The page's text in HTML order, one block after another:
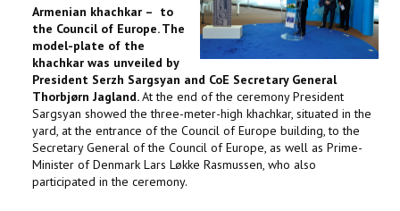
Armenian khachkar – to
the Council of Europe. The
model-plate of the
khachkar was unveiled by
President Serzh Sargsyan and CoE Secretary General
Thorbjørn Jagland.At the end of the ceremony President
Sargsyan showed the three-meter-high khachkar, situated in the
yard, at the entrance of the Council of Europe building, to the
Secretary General of the Council of Europe, as well as Prime-
Minister of Denmark Lars Løkke Rasmussen, who also
participated in the ceremony.